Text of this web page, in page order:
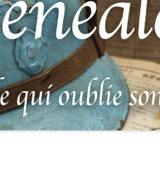
DE
RECHERCHE DES
D’HONNEUR DE
VÉRITABLE LIVRE
LES PORTRAITS
HÉROÏQUES SOLDATS
1918
DISPARUS DU JOURNAL
DE LA LOIRE – « HOMMAGE
IDENTIFIER UNE MÉDAILLE OU
DÉCORATION
LEXIQUE DES ABRÉVIATIONS
MILITAIRES
CATALOGUES DES OBLITÉRATIONS
MILITAIRES FRANÇAISES 1914-1918